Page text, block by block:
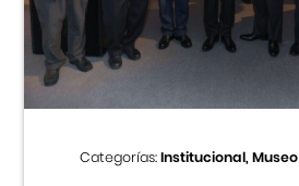
Categorías:Institucional, Museo